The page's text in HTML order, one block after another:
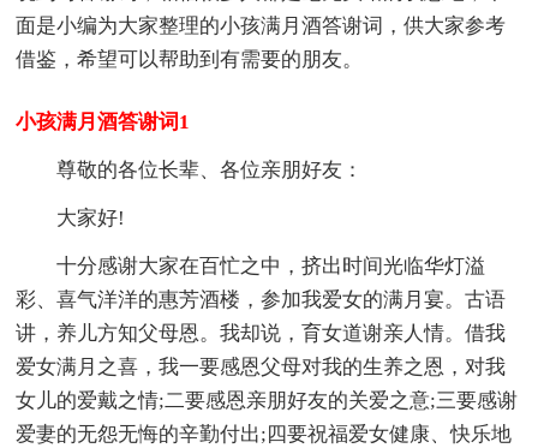
面是小编为大家整理的小孩满月酒答谢词，供大家参考
借鉴，希望可以帮助到有需要的朋友。
小孩满月酒答谢词1
尊敬的各位长辈、各位亲朋好友：
大家好!
十分感谢大家在百忙之中，挤出时间光临华灯溢
彩、喜气洋洋的惠芳酒楼，参加我爱女的满月宴。古语
讲，养儿方知父母恩。我却说，育女道谢亲人情。借我
爱女满月之喜，我一要感恩父母对我的生养之恩，对我
女儿的爱戴之情;二要感恩亲朋好友的关爱之意;三要感谢
爱妻的无怨无悔的辛勤付出;四要祝福爱女健康、快乐地